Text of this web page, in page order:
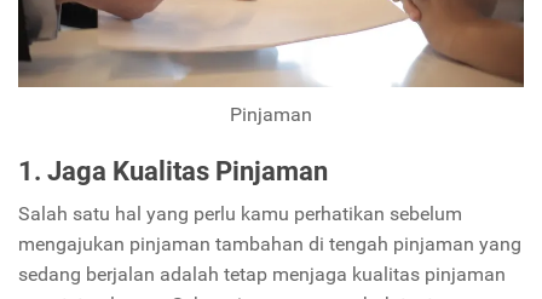
Pinjaman
1. Jaga Kualitas Pinjaman
Salah satu hal yang perlu kamu perhatikan sebelum
mengajukan pinjaman tambahan di tengah pinjaman yang
sedang berjalan adalah tetap menjaga kualitas pinjaman